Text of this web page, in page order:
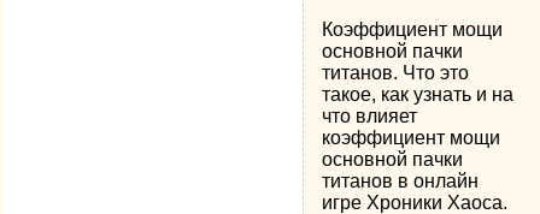
Коэффициент мощи
основной пачки
титанов. Что это
такое, как узнать и на
что влияет
коэффициент мощи
основной пачки
титанов в онлайн
игре Хроники Хаоса.